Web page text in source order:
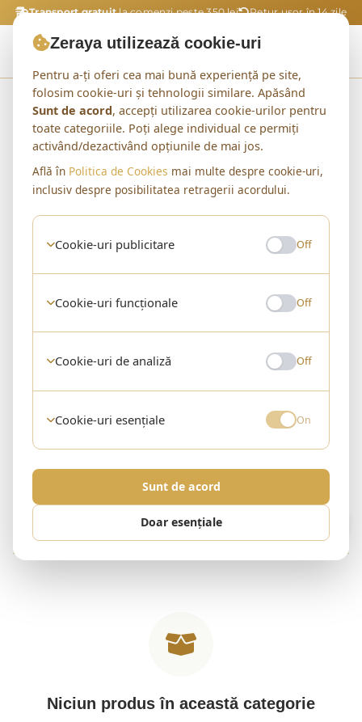
Transport gratuitla comenzi peste 350 lei Retur ușor în 14 zile
Acasă Shop Incaltaminte Piele Naturala
Incaltaminte Piele
Naturala
0 produse
0 produse
Niciun produs în această categorie
Zeraya utilizează cookie-uri
Pentru a-ți oferi cea mai bună experiență pe site,
folosim cookie-uri și tehnologii similare. Apăsând
Sunt de acord, accepți utilizarea cookie-urilor pentru
toate categoriile. Poți alege individual ce permiți
activând/dezactivând opțiunile de mai jos.
Află în Politica de Cookies mai multe despre cookie-uri,
inclusiv despre posibilitatea retragerii acordului.
Cookie-uri publicitare Off
Cookie-uri funcționale Off
Cookie-uri de analiză Off
Cookie-uri esențiale On
Doar esențiale
Sunt de acord